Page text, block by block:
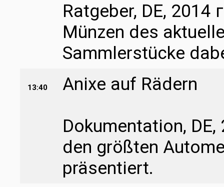
Ratgeber, DE, 2014
Münzen des
Sammlerstücke
13:40
Anixe auf Rädern
Dokumentation,
den größten
präsentiert.